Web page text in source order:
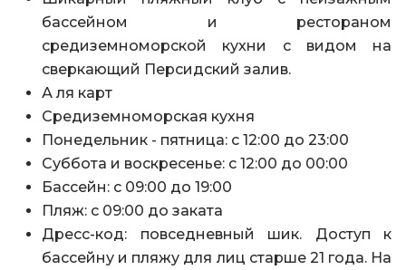
бассейном и рестораном
средиземноморской кухни с видом на
сверкающий Персидский залив.
А ля карт
Средиземноморская кухня
Понедельник - пятница: с 12:00 до 23:00
Суббота и воскресенье: с 12:00 до 00:00
Бассейн: с 09:00 до 19:00
Пляж: с 09:00 до заката
Дресс-код: повседневный шик. Доступ к
бассейну и пляжу для лиц старше 21 года. На